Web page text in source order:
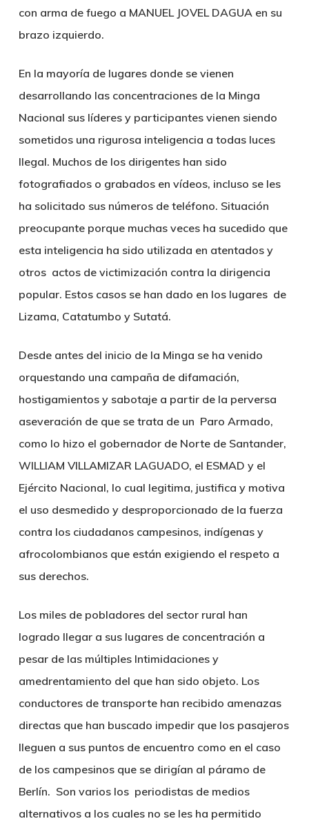
con arma de fuego a MANUEL JOVEL DAGUA en su
brazo izquierdo.
En la mayoría de lugares donde se vienen
desarrollando las concentraciones de la Minga
Nacional sus líderes y participantes vienen siendo
sometidos una rigurosa inteligencia a todas luces
Ilegal. Muchos de los dirigentes han sido
fotografiados o grabados en vídeos, incluso se les
ha solicitado sus números de teléfono. Situación
preocupante porque muchas veces ha sucedido que
esta inteligencia ha sido utilizada en atentados y
otros actos de victimización contra la dirigencia
popular. Estos casos se han dado en los lugares de
Lizama, Catatumbo y Sutatá.
Desde antes del inicio de la Minga se ha venido
orquestando una campaña de difamación,
hostigamientos y sabotajea partir de la perversa
aseveración de que se trata de un Paro Armado,
como lo hizo el gobernador de Norte de Santander,
WILLIAM VILLAMIZAR LAGUADO, el ESMAD y el
Ejército Nacional, lo cual legitima, justifica y motiva
el uso desmedido y desproporcionado de la fuerza
contra los ciudadanos campesinos, indígenas y
afrocolombianos que están exigiendo el respeto a
sus derechos.
Los miles de pobladores del sector rural han
logrado llegar a sus lugares de concentración a
pesar de las múltiples Intimidaciones y
amedrentamiento del que han sido objeto. Los
conductores de transporte han recibido amenazas
directas que han buscado impedir que los pasajeros
lleguen a sus puntos de encuentro como en el caso
de los campesinos que se dirigían al páramo de
Berlín. Son varios los periodistas de medios
alternativos a los cuales no se les ha permitido